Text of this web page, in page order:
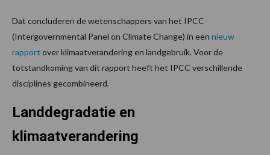
Dat concluderen de wetenschappers van het IPCC
(Intergovernmental Panel on Climate Change) in een nieuw
rapport over klimaatverandering en landgebruik. Voor de
totstandkoming van dit rapport heeft het IPCC verschillende
disciplines gecombineerd.
Landdegradatie en
klimaatverandering